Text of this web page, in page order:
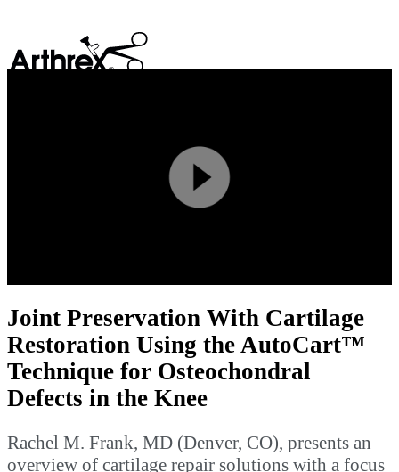
Play
Video
Joint Preservation With Cartilage
Restoration Using the AutoCart™
Technique for Osteochondral
Defects in the Knee
Rachel M. Frank, MD (Denver, CO), presents an
overview of cartilage repair solutions with a focus